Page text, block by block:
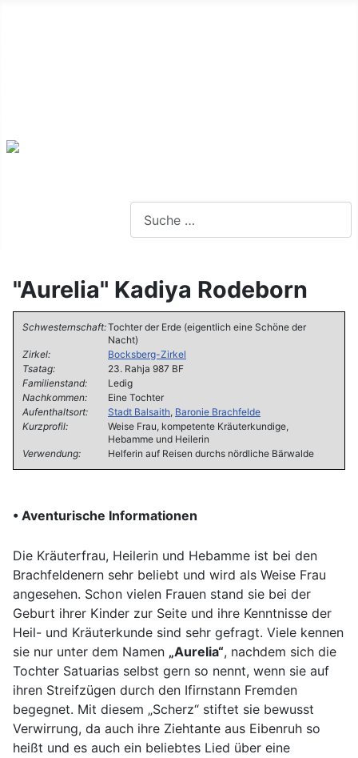
"Aurelia" Kadiya Rodeborn
Schwesternschaft:Tochter der Erde (eigentlich eine Schöne der
Nacht)
Zirkel:
Bocksberg-Zirkel
Tsatag:
23. Rahja 987 BF
Familienstand:
Ledig
Nachkommen:
Eine Tochter
Aufenthaltsort:
Stadt Balsaith, Baronie Brachfelde
Kurzprofil:
Weise Frau, kompetente Kräuterkundige,
Hebamme und Heilerin
Verwendung:
Helferin auf Reisen durchs nördliche Bärwalde
• Aventurische Informationen
Die Kräuterfrau, Heilerin und Hebamme ist bei den
Brachfeldenern sehr beliebt und wird als Weise Frau
angesehen. Schon vielen Frauen stand sie bei der
Geburt ihrer Kinder zur Seite und ihre Kenntnisse der
Heil- und Kräuterkunde sind sehr gefragt. Viele kennen
sie nur unter dem Namen „Aurelia“, nachdem sich die
Tochter Satuarias selbst gern so nennt, wenn sie auf
ihren Streifzügen durch den Ifirnstann Fremden
begegnet. Mit diesem „Scherz“ stiftet sie bewusst
Verwirrung, da auch ihre Ziehtante aus Eibenruh so
heißt und es auch ein beliebtes Lied über eine